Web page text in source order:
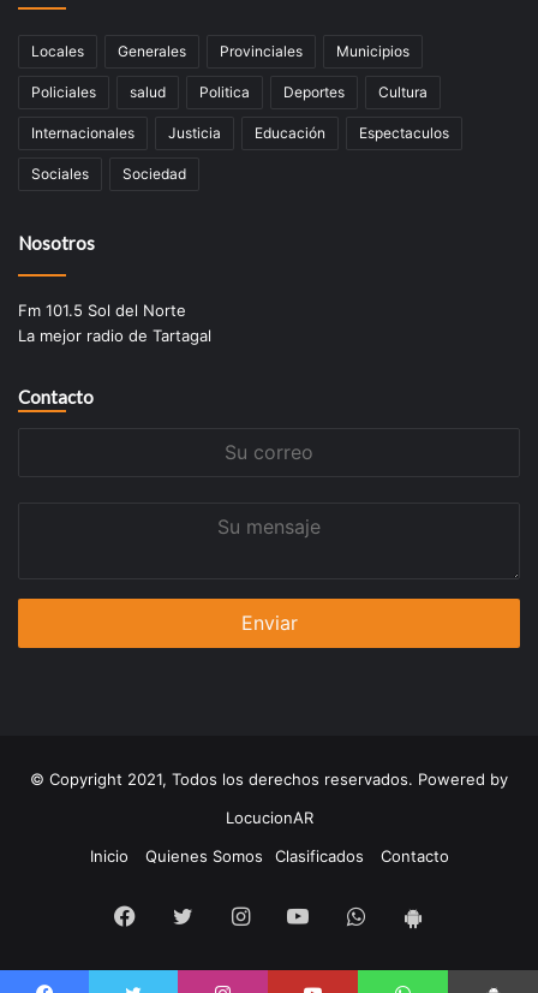
Locales Generales Provinciales Municipios
Policiales salud Politica Deportes Cultura
Internacionales Justicia Educación Espectaculos
Sociales Sociedad
Nosotros
Fm 101.5 Sol del Norte
La mejor radio de Tartagal
Contacto
© Copyright 2021, Todos los derechos reservados. Powered by
LocucionAR
Inicio
Quienes Somos Clasificados Contacto
Facebook
TwitterInstagramYoutubeWhatsapp
Android